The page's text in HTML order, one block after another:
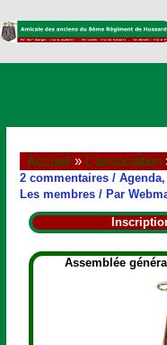
au
contenu
Accueil L'association
2 commentaires /Agenda
Les membres / Par
Assemblée